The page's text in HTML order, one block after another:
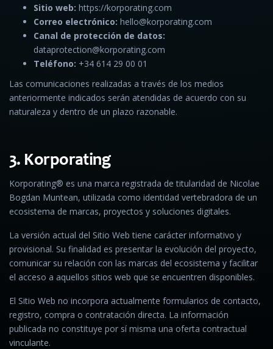
Sitio web: https://korporating.com
Correo electrónico: hello@korporating.com
Canal de protección de datos:
dataprotection@korporating.com
Teléfono: +34 614 29 00 01
Las comunicaciones realizadas a través de los medios
anteriormente indicados serán atendidas de acuerdo con su
naturaleza y dentro de un plazo razonable.
3. Korporating
Korporating® es una marca registrada de titularidad de Nicolae
Bogdan Muntean, utilizada como identidad vertebradora de un
ecosistema de marcas, proyectos y soluciones digitales.
La versión actual del Sitio Web tiene carácter informativo y
provisional. Su finalidad es presentar la evolución del proyecto,
comunicar su relación con las marcas del ecosistema y facilitar
el acceso a aquellos sitios web que se encuentren disponibles.
El Sitio Web no incorpora actualmente formularios de contacto,
registro, compra o contratación directa. La información
publicada no constituye por sí misma una oferta contractual
vinculante.